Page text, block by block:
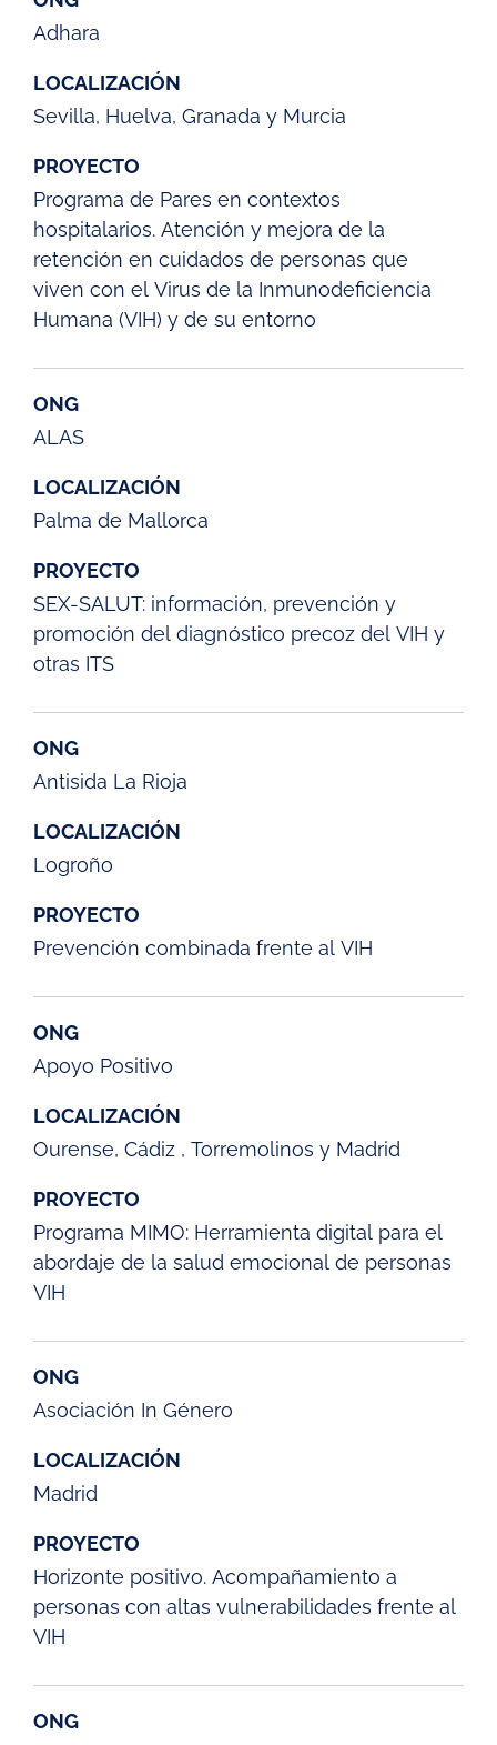
Adhara
LOCALIZACIÓN
Sevilla, Huelva, Granada y Murcia
PROYECTO
Programa de Pares en contextos
hospitalarios. Atención y mejora de la
retención en cuidados de personas que
viven con el Virus de la Inmunodeficiencia
Humana (VIH) y de su entorno
ONG
ALAS
LOCALIZACIÓN
Palma de Mallorca
PROYECTO
SEX-SALUT: información, prevención y
promoción del diagnóstico precoz del VIH y
otras ITS
ONG
Antisida La Rioja
LOCALIZACIÓN
Logroño
PROYECTO
Prevención combinada frente al VIH
ONG
Apoyo Positivo
LOCALIZACIÓN
Ourense, Cádiz , Torremolinos y Madrid
PROYECTO
Programa MIMO: Herramienta digital para el
abordaje de la salud emocional de personas
VIH
ONG
Asociación In Género
LOCALIZACIÓN
Madrid
PROYECTO
Horizonte positivo. Acompañamiento a
personas con altas vulnerabilidades frente al
VIH
ONG